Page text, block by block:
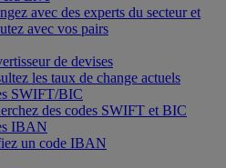
avec des experts du secteur et
avec vos pairs
de devises
les taux de change actuels
SWIFT/BIC
des codes SWIFT et BIC
IBAN
un code IBAN